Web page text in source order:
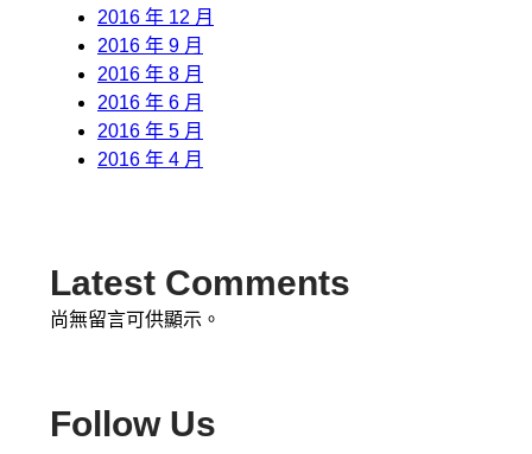
2016 年 12 月
2016 年 9 月
2016 年 8 月
2016 年 6 月
2016 年 5 月
2016 年 4 月
Latest Comments
尚無留言可供顯示。
Follow Us